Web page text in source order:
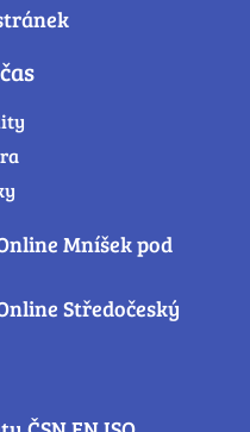
Mníšek pod
Středočeský